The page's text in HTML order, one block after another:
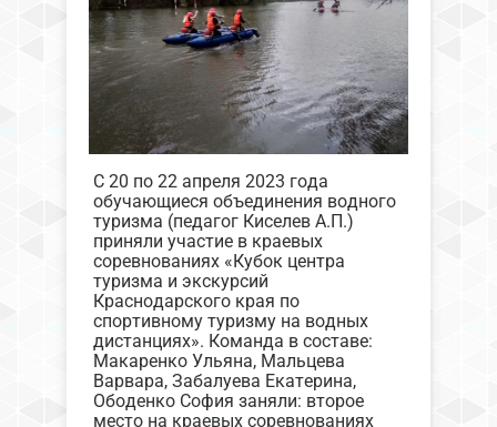
С 20 по 22 апреля 2023 года
обучающиеся объединения водного
туризма (педагог Киселев А.П.)
приняли участие в краевых
соревнованиях «Кубок центра
туризма и экскурсий
Краснодарского края по
спортивному туризму на водных
дистанциях». Команда в составе:
Макаренко Ульяна, Мальцева
Варвара, Забалуева Екатерина,
Ободенко София заняли: второе
место на краевых соревнованиях